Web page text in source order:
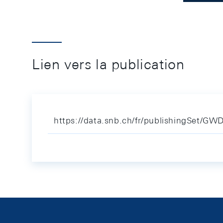
Lien vers la publication
https://data.snb.ch/fr/publishingSet/